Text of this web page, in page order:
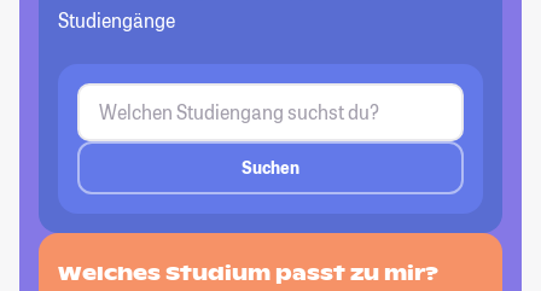
Studiengänge
Suchen
Welches Studium passtzu mir?